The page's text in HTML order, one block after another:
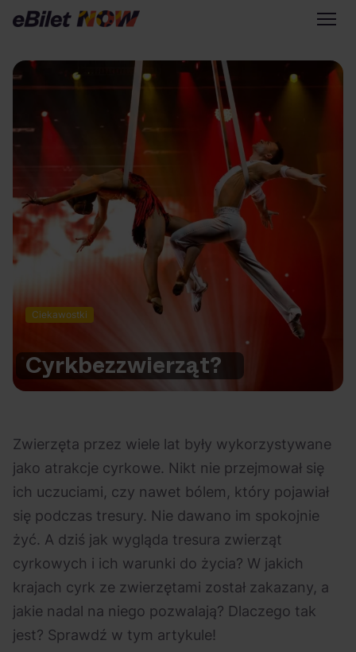
Tylko na eBilet
Zapisz się na newsletter
Przejdź na eBilet.pl
Na czasie
06.08.2026
Kto jest
prawdziwym fanem
Chivasa?
05.08.2026
Aplikacja
KAMAAAN nową
inicjatywą eBilet
jednoczącą fanów
Warto sprawdzić na eBilet NOW
Scena Główna
Scena Impostora
Poznaj Polskę
Kultura Osobista
Ciekawostki
Cyrkbezzwierząt?
Zwierzęta przez wiele lat były wykorzystywane
jako atrakcje cyrkowe. Nikt nie przejmował się
ich uczuciami, czy nawet bólem, który pojawiał
się podczas tresury. Nie dawano im spokojnie
żyć. A dziś jak wygląda tresura zwierząt
cyrkowych i ich warunki do życia? W jakich
krajach cyrk ze zwierzętami został zakazany, a
jakie nadal na niego pozwalają? Dlaczego tak
jest? Sprawdź w tym artykule!